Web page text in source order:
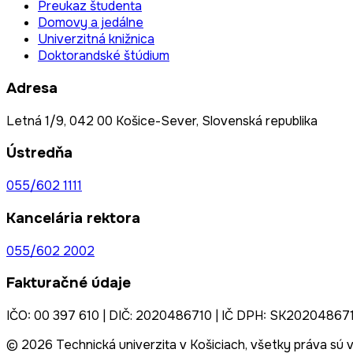
Preukaz študenta
Domovy a jedálne
Univerzitná knižnica
Doktorandské štúdium
Adresa
Letná 1/9, 042 00 Košice-Sever, Slovenská republika
Ústredňa
055/602 1111
Kancelária rektora
055/602 2002
Fakturačné údaje
IČO: 00 397 610 | DIČ: 2020486710 | IČ DPH:
© 2026 Technická univerzita v Košiciach, všetky práva sú